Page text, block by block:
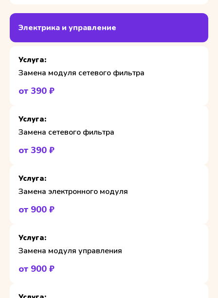
Электрика и управление
Замена модуля сетевого фильтра
от 390 ₽
Замена сетевого фильтра
от 390 ₽
Замена электронного модуля
от 900 ₽
Замена модуля управления
от 900 ₽